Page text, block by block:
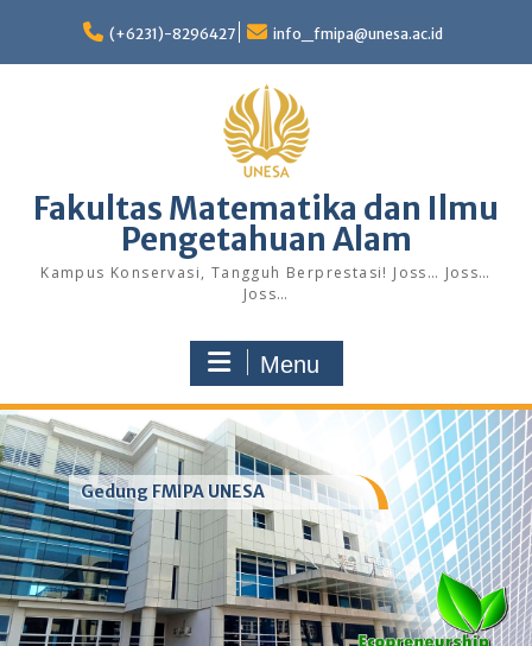
content
(+6231)-8296427 info_fmipa@unesa.ac.id
Fakultas Matematika dan Ilmu
Pengetahuan Alam
Kampus Konservasi, Tangguh Berprestasi! Joss… Joss…
Joss…
Menu
Gedung FMIPA UNESA